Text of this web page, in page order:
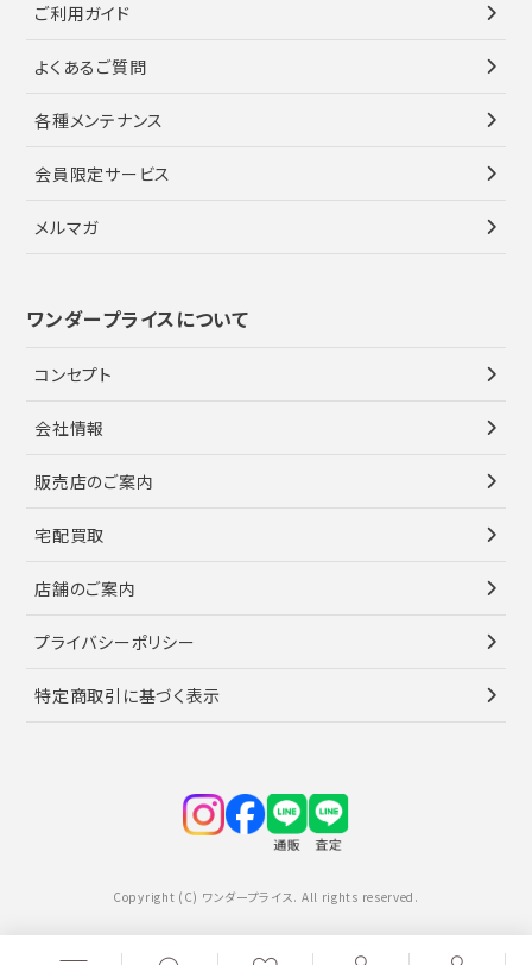
ご利用ガイド
よくあるご質問
各種メンテナンス
会員限定サービス
メルマガ
ワンダープライスについて
コンセプト
会社情報
販売店のご案内
宅配買取
店舗のご案内
プライバシーポリシー
特定商取引に基づく表示
Copyright (C) ワンダープライス. All rights reserved.